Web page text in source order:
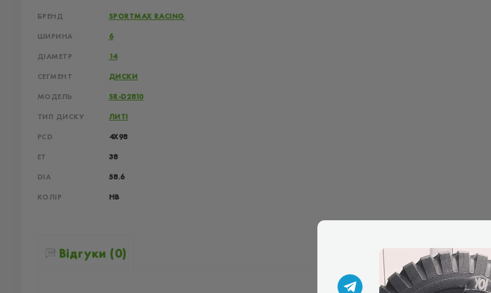
БРЕНД SPORTMAX RACING
ШИРИНА 6
ДІАМЕТР 14
СЕГМЕНТ ДИСКИ
МОДЕЛЬ SR-D2810
ТИП ДИСКУ ЛИТІ
PCD 4X98
ET 38
DIA 58.6
КОЛІР HB
Відгуки (0)